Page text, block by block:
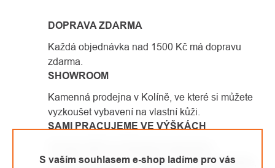
S vaším souhlasem e-shop ladíme pro vás
VÝPISU
DOPRAVA ZDARMA
Každá objednávka nad 1500 Kč má dopravu
zdarma.
SHOWROOM
Kamenná prodejna v Kolíně, ve které si můžete
vyzkoušet vybavení na vlastní kůži.
SAMI PRACUJEME VE VÝŠKÁCH
a výškovým pracím. Vybavení, které prodáváme,